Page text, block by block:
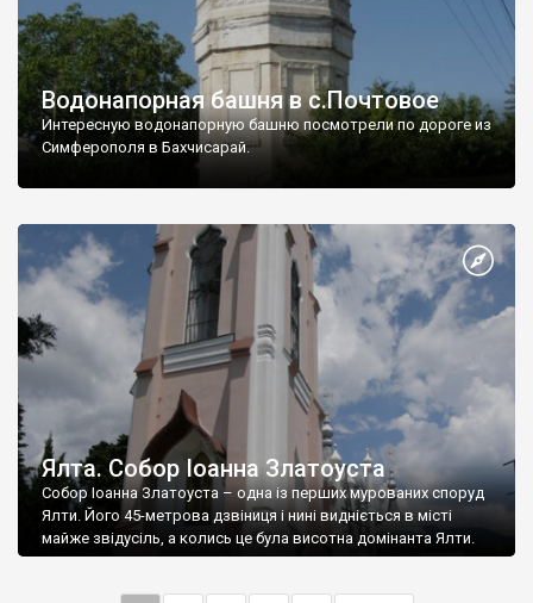
Водонапорная башня в с.Почтовое
Интересную водонапорную башню посмотрели по дороге из
Симферополя в Бахчисарай.
Ялта. Собор Іоанна Златоуста
Собор Іоанна Златоуста – одна із перших мурованих споруд
Ялти. Його 45-метрова дзвіниця і нині видніється в місті
майже звідусіль, а колись це була висотна домінанта Ялти.